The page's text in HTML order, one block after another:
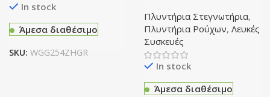
WIFI Όχι
In stock
Άμεσα διαθέσιμο
SKU: WGG254ZHGR
10kg
Πλυντήρια Στεγνωτήρια,
Πλυντήρια Ρούχων, Λευκές
Συσκευές
In stock
Άμεσα διαθέσιμο